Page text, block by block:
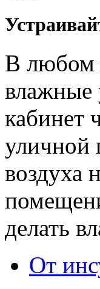
В любом
влажные
кабинет
уличной
воздуха
делать
От